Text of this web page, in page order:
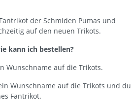
der Schmiden Pumas und
auf den neuen Trikots.
kann ich bestellen?
Wunschname auf die Trikots.
Wunschname auf die Trikots und du
Fantrikot.